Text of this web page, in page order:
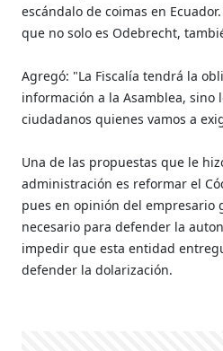
escándalo de coimas en
que no solo es Odebrecht,
Agregó: "La Fiscalía tendrá la
información a la Asamblea, sino
ciudadanos quienes vamos a
Una de las propuestas que le
administración es reformar el
pues en opinión del empresario
necesario para defender la
impedir que esta entidad
defender la dolarización.